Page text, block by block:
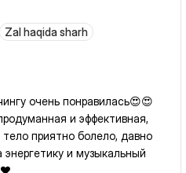
Zal haqida sharh
очень понравилась😍😍
и эффективная,
приятно болело, давно
энергетику и музыкальный